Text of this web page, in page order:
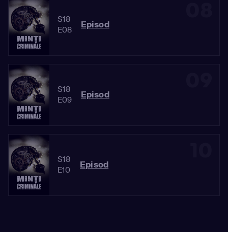
S18
E08
Episod
S18
E09
Episod
S18
E10
Episod